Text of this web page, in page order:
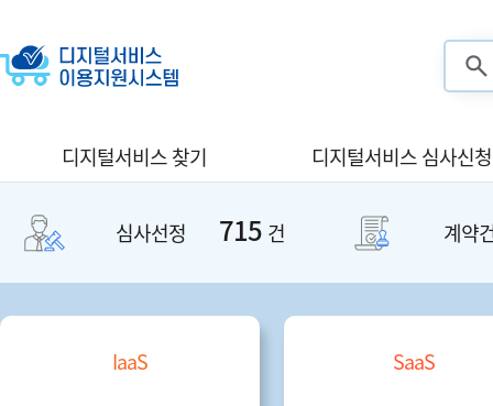
디지털서비스 찾기 디지털서비스 심사신청
심사선정 715 건 계약
IaaS SaaS